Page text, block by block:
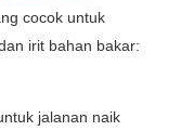
cocok untuk
irit bahan bakar:
jalanan naik